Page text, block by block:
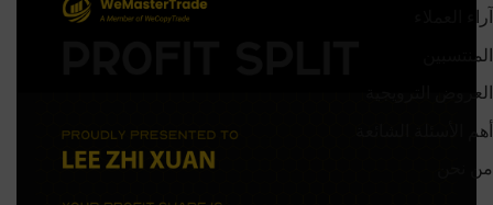
آراء العملاء
المنتسبين
العروض الترويجية
أهم الأسئلة الشائعة
من نحن